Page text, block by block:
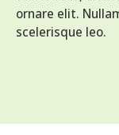
ornare elit.
scelerisque leo.